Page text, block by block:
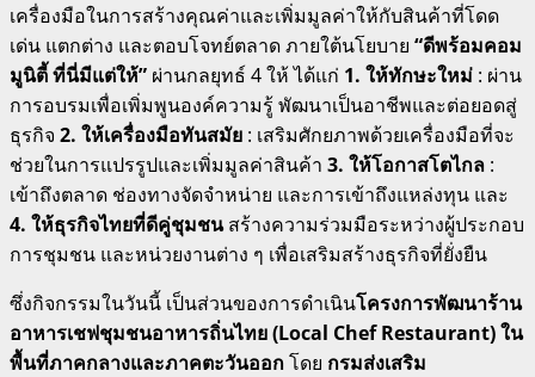
เครื่องมือในการสร้างคุณค่าและเพิ่มมูลค่าให้กับสินค้าที่โดด
เด่น แตกต่าง และตอบโจทย์ตลาด ภายใต้นโยบาย “ดีพร้อมคอม
มูนิตี้ ที่นี่มีแต่ให้” ผ่านกลยุทธ์ 4 ให้ ได้แก่ 1. ให้ทักษะใหม่ : ผ่าน
การอบรมเพื่อเพิ่มพูนองค์ความรู้ พัฒนาเป็นอาชีพและต่อยอดสู่
ธุรกิจ 2. ให้เครื่องมือทันสมัย : เสริมศักยภาพด้วยเครื่องมือที่จะ
ช่วยในการแปรรูปและเพิ่มมูลค่าสินค้า 3. ให้โอกาสโตไกล :
เข้าถึงตลาด ช่องทางจัดจำหน่าย และการเข้าถึงแหล่งทุน และ
4. ให้ธุรกิจไทยที่ดีคู่ชุมชนสร้างความร่วมมือระหว่างผู้ประกอบ
การชุมชน และหน่วยงานต่าง ๆ เพื่อเสริมสร้างธุรกิจที่ยั่งยืน
ซึ่งกิจกรรมในวันนี้ เป็นส่วนของการดำเนินโครงการพัฒนาร้าน
อาหารเชฟชุมชนอาหารถิ่นไทย (Local Chef Restaurant) ใน
พื้นที่ภาคกลางและภาคตะวันออกโดย กรมส่งเสริม